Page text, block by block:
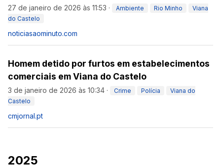
27 de janeiro de 2026 às 11:53 · Ambiente Rio Minho
Viana
do Castelo
noticiasaominuto.com
Homem detido por furtos em estabelecimentos
comerciais em Viana do Castelo
3 de janeiro de 2026 às 10:34 · Crime Polícia
Viana do
Castelo
cmjornal.pt
2025